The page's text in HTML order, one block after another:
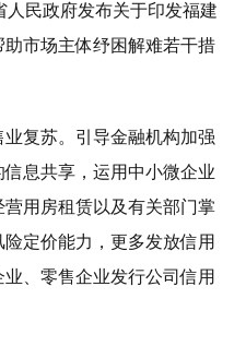
人民政府发布关于印发福建
市场主体纾困解难若干措
复苏。引导金融机构加强
息共享，运用中小微企业
用房租赁以及有关部门掌
定价能力，更多发放信用
、零售企业发行公司信用